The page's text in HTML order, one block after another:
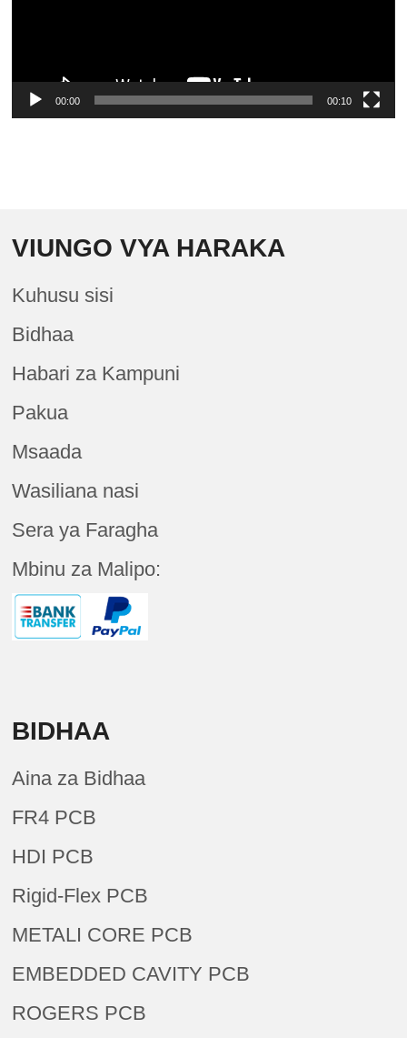
00:00 00:10
VIUNGO VYA HARAKA
Kuhusu sisi
Bidhaa
Habari za Kampuni
Pakua
Msaada
Wasiliana nasi
Sera ya Faragha
Mbinu za Malipo:
BIDHAA
Aina za Bidhaa
FR4 PCB
HDI PCB
Rigid-Flex PCB
METALI CORE PCB
EMBEDDED CAVITY PCB
ROGERS PCB